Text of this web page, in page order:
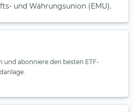
und Währungsunion (EMU).
und abonniere den besten ETF-